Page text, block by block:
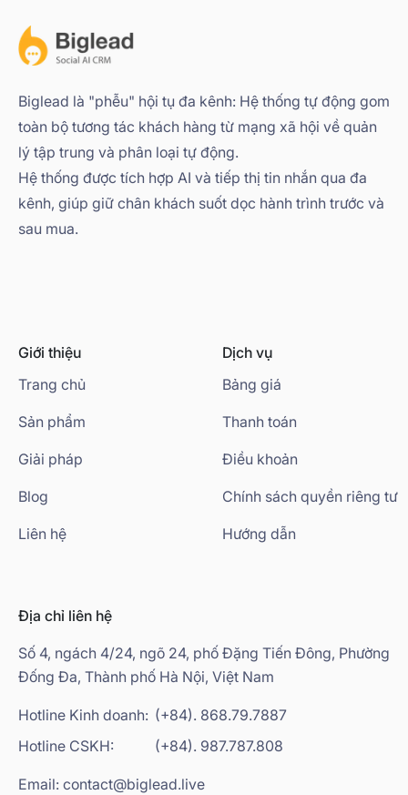
Biglead là "phễu" hội tụ đa kênh: Hệ thống tự động gom
toàn bộ tương tác khách hàng từ mạng xã hội về quản
lý tập trung và phân loại tự động.
Hệ thống được tích hợp AI và tiếp thị tin nhắn qua đa
kênh, giúp giữ chân khách suốt dọc hành trình trước và
sau mua.
Giới thiệu
Trang chủ
Sản phẩm
Giải pháp
Blog
Liên hệ
Dịch vụ
Bảng giá
Thanh toán
Điều khoản
Chính sách quyền riêng tư
Hướng dẫn
Địa chỉ liên hệ
Số 4, ngách 4/24, ngõ 24, phố Đặng Tiến Đông, Phường
Đống Đa, Thành phố Hà Nội, Việt Nam
Hotline Kinh doanh: (+84). 868.79.7887
Hotline CSKH:
(+84). 987.787.808
Email: contact@biglead.live